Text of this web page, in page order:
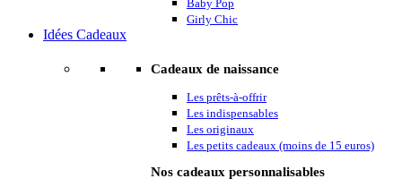
Baby Pop
Girly Chic
Idées Cadeaux
Cadeaux de naissance
Les prêts-à-offrir
Les indispensables
Les originaux
Les petits cadeaux (moins de 15 euros)
Nos cadeaux personnalisables